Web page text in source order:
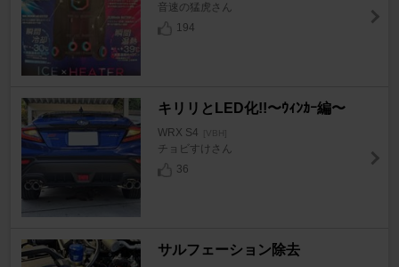
音速の猛虎さん
194
キリリとLED化!!〜ｳｨﾝｶｰ編〜
WRX S4 [VBH]
チョビすけさん
36
サルフェーション除去